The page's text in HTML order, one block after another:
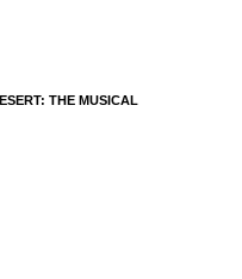
THE MUSICAL